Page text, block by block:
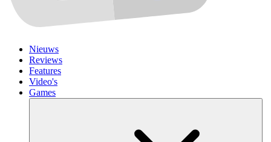
Nieuws
Reviews
Features
Video's
Games